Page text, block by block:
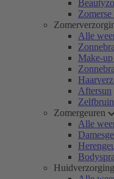
Alle
Make-
Aftersun
Zomergeuren
Alle
Huidverzorging